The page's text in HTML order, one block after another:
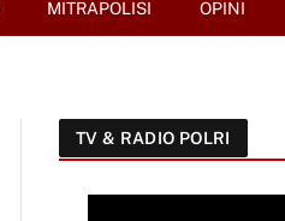
MITRAPOLISI OPINI
TV & RADIO POLRI